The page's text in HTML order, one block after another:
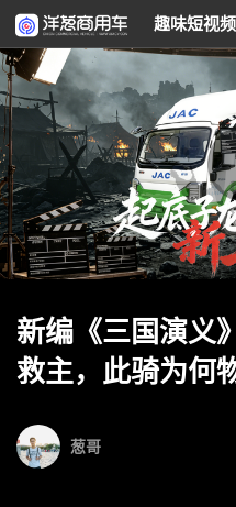
趣味短视频
新编《三国演义
救主，此骑为何
葱哥